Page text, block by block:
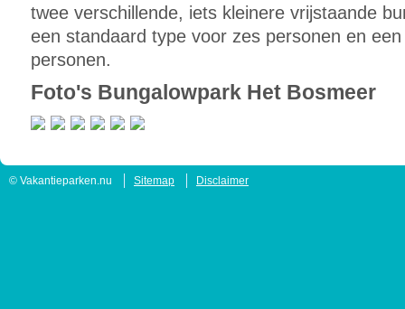
twee verschillende, iets kleinere vrijstaande
een standaard type voor zes personen en
personen.
Foto's Bungalowpark Het Bosmeer
© Vakantieparken.nu Sitemap Disclaimer